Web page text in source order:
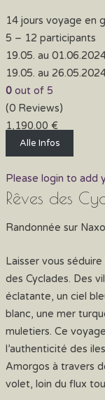
14 jours voyage en
5 – 12 participants
19.05. au
19.05. au
0 out of 5
(0 Reviews)
1,190.00 €
Alle Infos
Please login to add
Rêves des
Randonnée sur
Laisser vous
des Cyclades. Des
éclatante, un ciel
blanc, une mer
muletiers. Ce
l’authenticité des
Amorgos à travers
volet, loin du flux